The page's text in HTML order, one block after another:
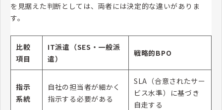
を見据えた判断としては、両者には決定的な違いがありま
す。
比較
項目
IT派遣（SES・一般派
遣）
戦略的BPO
指示
系統
自社の担当者が細かく
指示する必要がある
SLA（合意されたサー
ビス水準）に基づき
自走する